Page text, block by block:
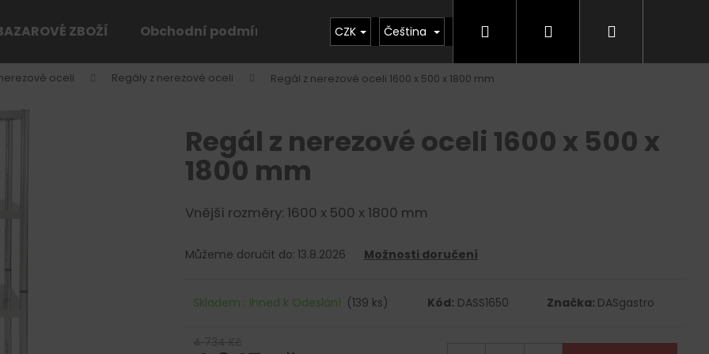
ZBOŽÍ Obchodní podmínky Kontakty Půjčovna Vrácení zboží, odstoupení od
CZK Čeština Hledat Přihlášení
oceli Regály z nerezové oceli Regál z nerezové oceli 1600 x 500 x 1800 mm
Regál z nerezové oceli 1600 x 500 x
1800 mm
Vnější rozměry: 1600 x 500 x 1800 mm
Můžeme doručit do: 13.8.2026 Možnosti doručení
Skladem : Ihned k Odeslání (139 ks) Kód: DASS1650 Značka: DASgastro
Co potřebujete najít?
HLEDAT